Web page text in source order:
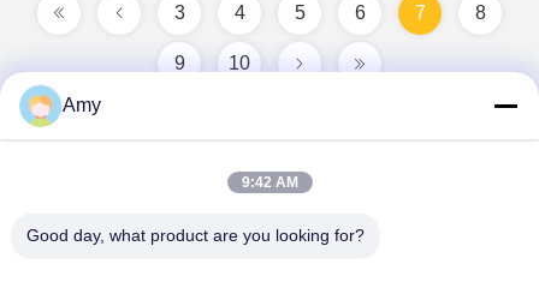
3 4 5 6 7 8
9 10
Amy
9:42 AM
Good day, what product are you looking for?